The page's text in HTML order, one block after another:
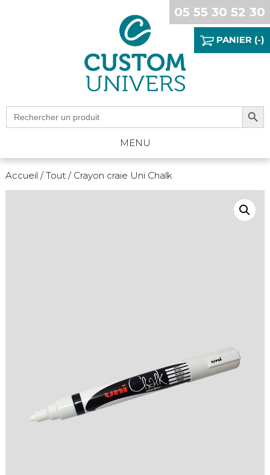
05 55 30 52 30
PANIER (-)
Search
for:
Search Button
MENU
Accueil / Tout/ Crayon craie Uni Chalk